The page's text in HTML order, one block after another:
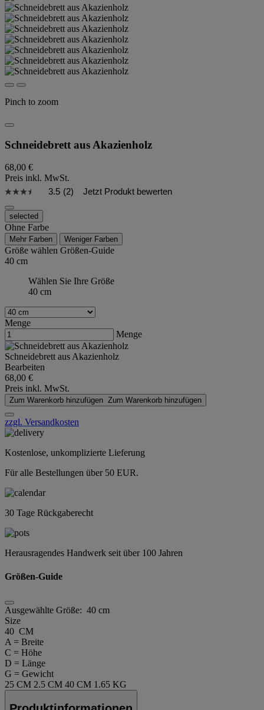
Pinch to zoom
Schneidebrett aus Akazienholz
68,00 €
Preis inkl. MwSt.
3.5 (2) Jetzt Produkt bewerten
selected
Ohne Farbe
Mehr Farben Weniger Farben
Größe wählen Größen-Guide
40 cm
Wählen Sie Ihre Größe
40 cm
Menge
Menge
Schneidebrett aus Akazienholz
Bearbeiten
68,00 €
Preis inkl. MwSt.
Zum Warenkorb hinzufügen Zum Warenkorb hinzufügen
zzgl. Versandkosten
Kostenlose, unkomplizierte Lieferung
Für alle Bestellungen über 50 EUR.
30 Tage Rückgaberecht
Herausragendes Handwerk seit über 100 Jahren
Größen-Guide
Ausgewählte Größe: 40 cm
Size
40 CM
A = Breite
C = Höhe
D = Länge
G = Gewicht
25 CM 2.5 CM 40 CM 1.65 KG